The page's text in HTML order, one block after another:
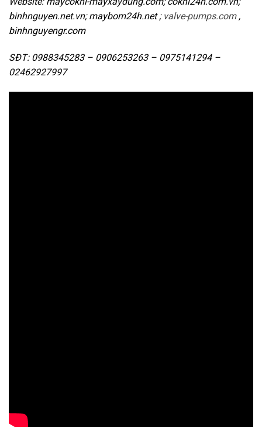
binhnguyen.net.vn; maybom24h.net ; valve-pumps.com,
binhnguyengr.com
SĐT: 0988345283 – 0906253263 – 0975141294 –
02462927997